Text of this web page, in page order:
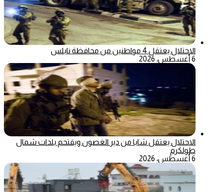
الاحتلال يعتقل 4 مواطنين من محافظة نابلس
6 أغسطس، 2026
الاحتلال يعتقل شابا من دير الغصون ويقتحم بلدات شمال
طولكرم
6 أغسطس، 2026